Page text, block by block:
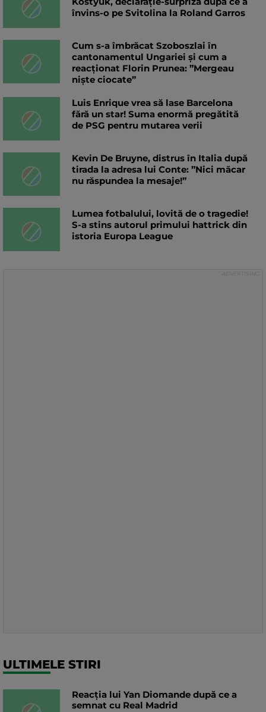
învins-o pe Svitolina la Roland Garros
Cum s-a îmbrăcat Szoboszlai în
cantonamentul Ungariei și cum a
reacționat Florin Prunea: ”Mergeau
niște ciocate”
Luis Enrique vrea să lase Barcelona
fără un star! Suma enormă pregătită
de PSG pentru mutarea verii
Kevin De Bruyne, distrus în Italia după
tirada la adresa lui Conte: ”Nici măcar
nu răspundea la mesaje!”
Lumea fotbalului, lovită de o tragedie!
S-a stins autorul primului hattrick din
istoria Europa League
ULTIMELE STIRI
Reacția lui Yan Diomande după ce a
semnat cu Real Madrid